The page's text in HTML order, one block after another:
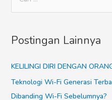
Postingan Lainnya
KELILINGI DIRI DENGAN
Teknologi Wi-Fi Generasi
Dibanding Wi-Fi Sebelumnya?